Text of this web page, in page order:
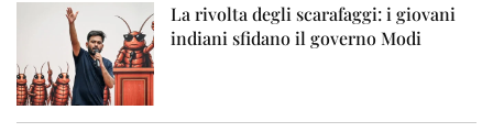
La rivolta degli scarafaggi: i giovani
indiani sfidano il governo Modi